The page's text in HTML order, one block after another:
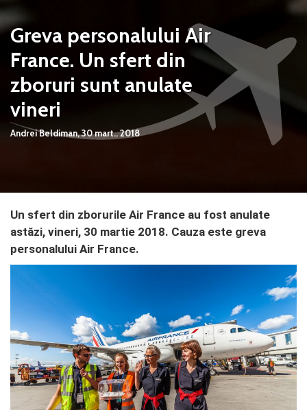
Greva personalului Air
France. Un sfert din
zboruri sunt anulate
vineri
Andrei Beldiman,30 mart.. 2018
Un sfert din zborurile Air France au fost anulate
astăzi, vineri, 30 martie 2018. Cauza este greva
personalului Air France.